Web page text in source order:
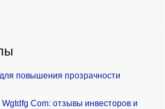
повышения прозрачности
Com: отзывы инвесторов и